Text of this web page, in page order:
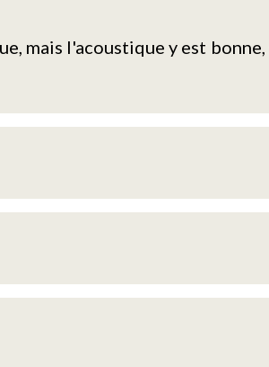
mais l'acoustique y est